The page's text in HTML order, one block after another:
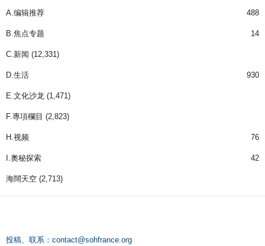
A.编辑推荐 488
B.焦点专题 14
C.新闻 (12,331)
D.生活 930
E.文化沙龙 (1,471)
F.專項欄目 (2,823)
H.视频 76
I.奧秘探索 42
海闊天空 (2,713)
投稿、联系： contact@sohfrance.org